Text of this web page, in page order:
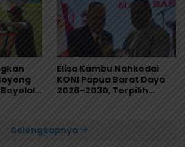
Boyolali
Elisa Kambu Nahkodai
KONI Papua Barat Daya
2026–2030, Terpilih
Selengkapnya